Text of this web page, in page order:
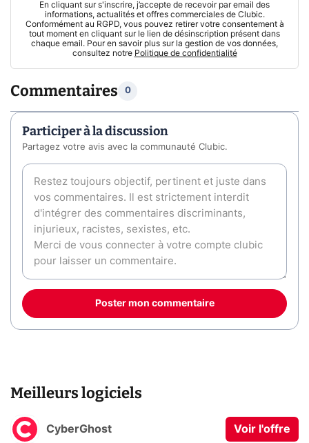
En cliquant sur s'inscrire, j’accepte de recevoir par email des
informations, actualités et offres commerciales de Clubic.
Conformément au RGPD, vous pouvez retirer votre consentement à
tout moment en cliquant sur le lien de désinscription présent dans
chaque email. Pour en savoir plus sur la gestion de vos données,
consultez notre Politique de confidentialité
Commentaires 0
Participer à la discussion
Partagez votre avis avec la communauté Clubic.
Poster mon commentaire
Meilleurs logiciels
CyberGhost Voir l'offre